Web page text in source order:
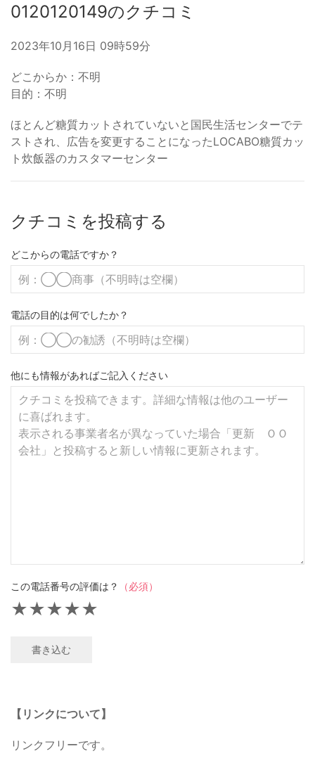
0120120149のクチコミ
2023年10月16日 09時59分
どこからか：不明
目的：不明
ほとんど糖質カットされていないと国民生活センターでテ
ストされ、広告を変更することになったLOCABO糖質カッ
ト炊飯器のカスタマーセンター
クチコミを投稿する
どこからの電話ですか？
電話の目的は何でしたか？
他にも情報があればご記入ください
この電話番号の評価は？ （必須）
★
★
★
★
★
書き込む
【リンクについて】
リンクフリーです。